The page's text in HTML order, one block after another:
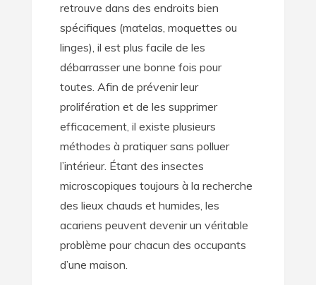
retrouve dans des endroits bien
spécifiques (matelas, moquettes ou
linges), il est plus facile de les
débarrasser une bonne fois pour
toutes. Afin de prévenir leur
prolifération et de les supprimer
efficacement, il existe plusieurs
méthodes à pratiquer sans polluer
l’intérieur. Étant des insectes
microscopiques toujours à la recherche
des lieux chauds et humides, les
acariens peuvent devenir un véritable
problème pour chacun des occupants
d’une maison.